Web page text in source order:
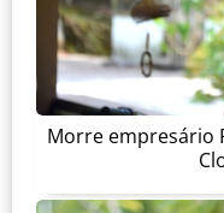
Morre empresário